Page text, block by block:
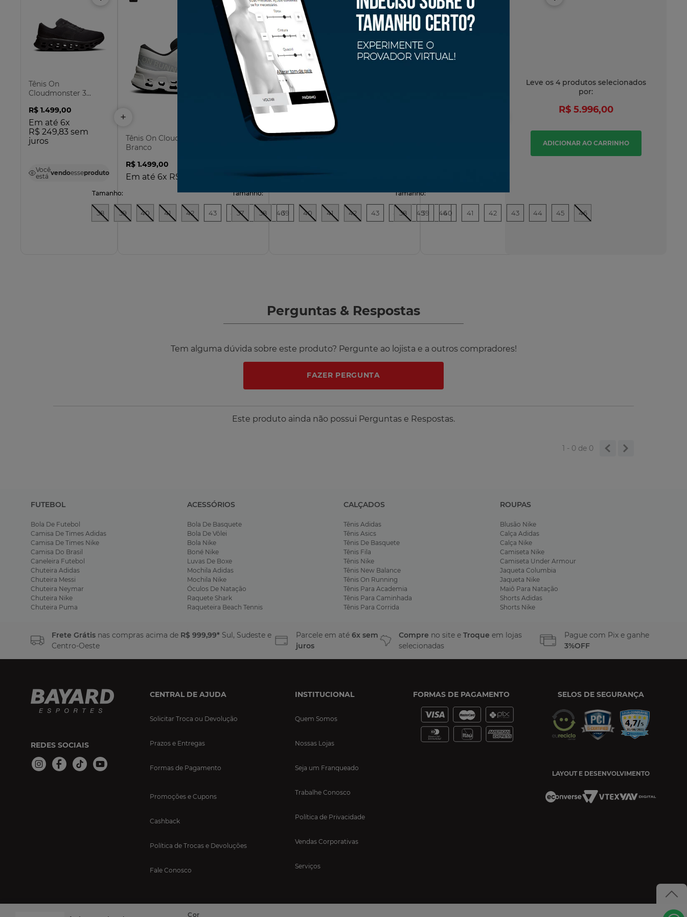
Tênis On
Cloudmonster 3
R$ 1.499,00
Em até 6x
R$ 249,83 sem
juros
Você
está vendoesseproduto
Tênis On Cloudmonster 3 Masculino -
Branco
R$ 1.499,00
Em até 6x R$ sem juros
38 39 40 41 42 43 44 45 46
Tênis On Cloudmonster 3 Masculino -
Em até6xR$
37 38 39 40 41 42 43 44 45 46
38 39 40 41 42 43 44 45 46
Leve os 4 produtosselecionados
por:
R$ 5.996,00
ADICIONAR AO CARRINHO
Perguntas & Respostas
Tem alguma dúvida sobre este produto? Pergunte ao lojista e a outros compradores!
FAZER PERGUNTA
Este produto ainda não possui Perguntas e Respostas.
1 - 0 de 0
FUTEBOL
Bola De Futebol
Camisa De Times Adidas
Camisa De Times Nike
Camisa Do Brasil
Caneleira Futebol
Chuteira Adidas
Chuteira Messi
Chuteira Neymar
Chuteira Nike
Chuteira Puma
ACESSÓRIOS
Bola De Basquete
Bola De Vôlei
Bola Nike
Boné Nike
Luvas De Boxe
Mochila Adidas
Mochila Nike
Óculos De Natação
Raquete Shark
Raqueteira Beach Tennis
CALÇADOS
Tênis Adidas
Tênis Asics
Tênis De Basquete
Tênis Fila
Tênis Nike
Tênis New Balance
Tênis On Running
Tênis Para Academia
Tênis Para Caminhada
Tênis Para Corrida
ROUPAS
Blusão Nike
Calça Adidas
Calça Nike
Camiseta Nike
Camiseta Under Armour
Jaqueta Columbia
Jaqueta Nike
Maiô Para Natação
Shorts Adidas
Shorts Nike
Frete Grátis nas compras acima de R$ 999,99* Sul, Sudeste e
Centro-Oeste
Parcele em até 6x sem
juros
Compre no site e Troque em lojas
selecionadas
Pague com Pix e ganhe
3%OFF
REDES SOCIAIS
CENTRAL DE AJUDA
Solicitar Troca ou Devolução
Prazos e Entregas
Formas de Pagamento
Promoções e Cupons
Cashback
Política de Trocas e Devoluções
Fale Conosco
INSTITUCIONAL
Quem Somos
Nossas Lojas
Seja um Franqueado
Trabalhe Conosco
Política de Privacidade
Vendas Corporativas
Serviços
FORMAS DE PAGAMENTO SELOS DE SEGURANÇA
LAYOUT E DESENVOLVIMENTO